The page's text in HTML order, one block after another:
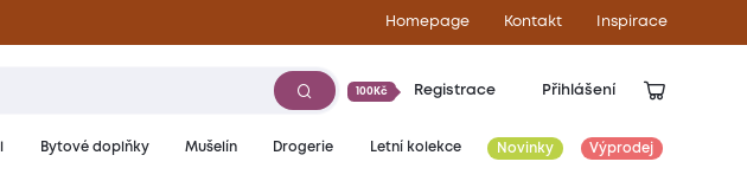
Homepage Kontakt Inspirace
100Kč Registrace Přihlášení
Bytové doplňky Mušelín Drogerie Letní kolekce Novinky Výprodej